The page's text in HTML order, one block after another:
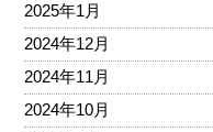
2025年1月
2024年12月
2024年11月
2024年10月